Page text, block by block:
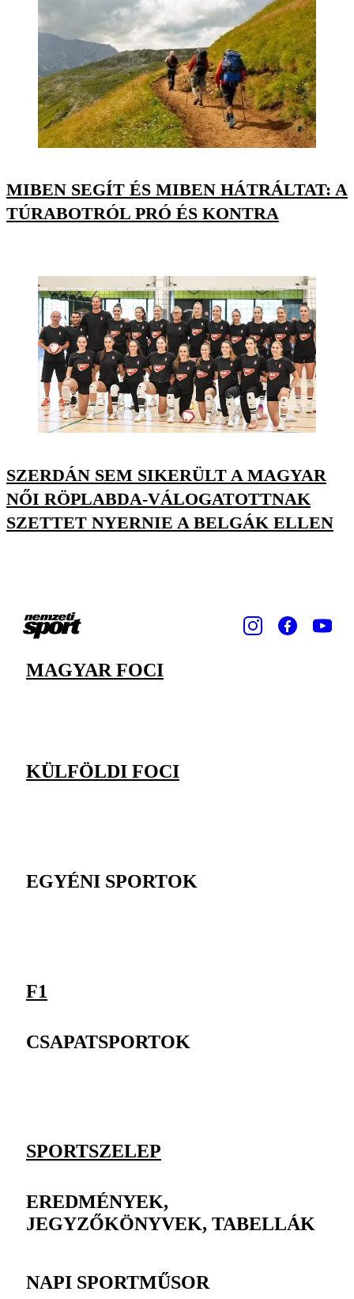
MIBEN SEGÍT ÉS MIBEN HÁTRÁLTAT: A
TÚRABOTRÓL PRÓ ÉS KONTRA
SZERDÁN SEM SIKERÜLT A MAGYAR
NŐI RÖPLABDA-VÁLOGATOTTNAK
SZETTET NYERNIE A BELGÁK ELLEN
MAGYAR FOCI
KÜLFÖLDI FOCI
EGYÉNI SPORTOK
F1
CSAPATSPORTOK
SPORTSZELEP
EREDMÉNYEK,
JEGYZŐKÖNYVEK, TABELLÁK
NAPI SPORTMŰSOR